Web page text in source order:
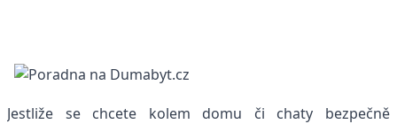
Jestliže se chcete kolem domu či chaty bezpečně